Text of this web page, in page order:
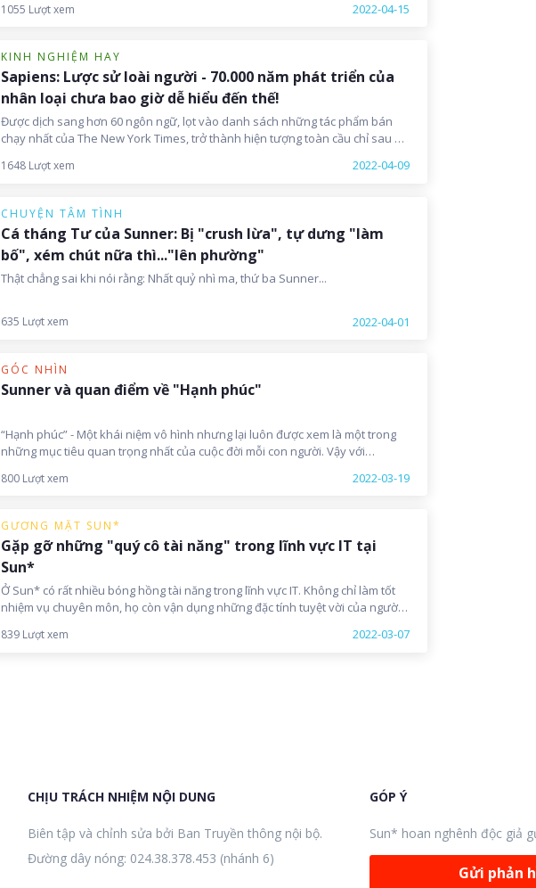
1055 Lượt xem 2022-04-15
KINH NGHIỆM HAY
Sapiens: Lược sử loài người - 70.000 năm phát triển của
nhân loại chưa bao giờ dễ hiểu đến thế!
Được dịch sang hơn 60 ngôn ngữ, lọt vào danh sách những tác phẩm bán
chạy nhất của The New York Times, trở thành hiện tượng toàn cầu chỉ sau 1
khuyến đọc, vậy “Sapiens - lược sử loài người” có gì hấp dẫn?
1648 Lượt xem 2022-04-09
CHUYỆN TÂM TÌNH
Cá tháng Tư của Sunner: Bị "crush lừa", tự dưng "làm
bố", xém chút nữa thì..."lên phường"
Thật chẳng sai khi nói rằng: Nhất quỷ nhì ma, thứ ba Sunner...
635 Lượt xem 2022-04-01
GÓC NHÌN
Sunner và quan điểm về "Hạnh phúc"
“Hạnh phúc” - Một khái niệm vô hình nhưng lại luôn được xem là một trong
những mục tiêu quan trọng nhất của cuộc đời mỗi con người. Vậy với
800 Lượt xem 2022-03-19
GƯƠNG MẶT SUN*
Gặp gỡ những "quý cô tài năng" trong lĩnh vực IT tại
Sun*
Ở Sun* có rất nhiều bóng hồng tài năng trong lĩnh vực IT. Không chỉ làm tốt
nhiệm vụ chuyên môn, họ còn vận dụng những đặc tính tuyệt vời của người
"quý cô tài năng" nhà Sun*, để thấy được hành trình chinh phục thử thách
839 Lượt xem 2022-03-07
CHỊU TRÁCH NHIỆM NỘI DUNG
Biên tập và chỉnh sửa bởi Ban Truyền thông nội bộ.
Đường dây nóng: 024.38.378.453 (nhánh 6)
GÓP Ý
Sun* hoan nghênh độc giả
Gửi phản